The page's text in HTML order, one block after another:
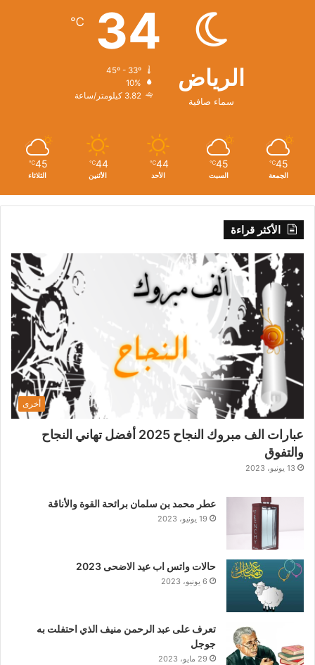
الرياض
سماء صافية
34
℃
10%
3.82 كيلومتر/ساعة
45
℃
الجمعة
45
℃
السبت
44
℃
الأحد
44
℃
الأثنين
45
℃
الثلاثاء
الأكثر قراءة
أخرى
عبارات الف مبروك النجاح 2025 أفضل تهاني النجاح
والتفوق
13 يونيو، 2023
عطر محمد بن سلمان برائحة القوة والأناقة
19 يونيو، 2023
حالات واتس اب عيد الاضحى 2023
6 يونيو، 2023
تعرف على عبد الرحمن منيف الذي احتفلت به
جوجل
29 مايو، 2023